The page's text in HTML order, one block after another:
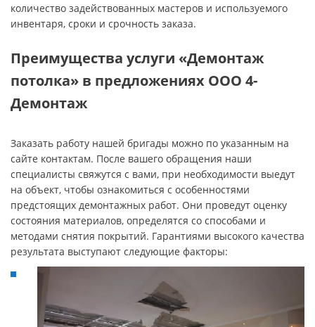
количество задействованных мастеров и используемого
инвентаря, сроки и срочность заказа.
Преимущества услуги «Демонтаж
потолка» в предложениях ООО 4-
Демонтаж
Заказать работу нашей бригады можно по указанным на
сайте контактам. После вашего обращения наши
специалисты свяжутся с вами, при необходимости выедут
на объект, чтобы ознакомиться с особенностями
предстоящих демонтажных работ. Они проведут оценку
состояния материалов, определятся со способами и
методами снятия покрытий. Гарантиями высокого качества
результата выступают следующие факторы: